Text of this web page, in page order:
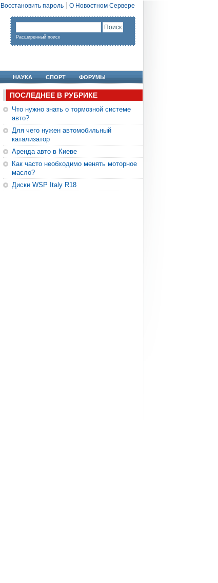
Восстановить пароль О Новостном Сервере
Расширенный поиск
НАУКА СПОРТ ФОРУМЫ
ПОСЛЕДНЕЕ В РУБРИКЕ
Что нужно знать о тормозной системе
авто?
Для чего нужен автомобильный
катализатор
Аренда авто в Киеве
Как часто необходимо менять моторное
масло?
Диски WSP Italy R18